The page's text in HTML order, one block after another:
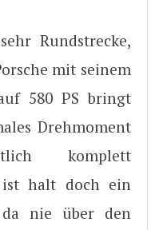
Rundstrecke,
mit seinem
580 PS bringt
Drehmoment
komplett
ist halt doch ein
nie über den